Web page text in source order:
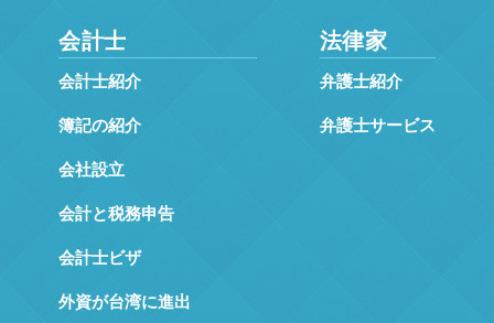
会計士
会計士紹介
簿記の紹介
会社設立
会計と税務申告
会計士ビザ
外資が台湾に進出
法律家
弁護士紹介
弁護士サービス